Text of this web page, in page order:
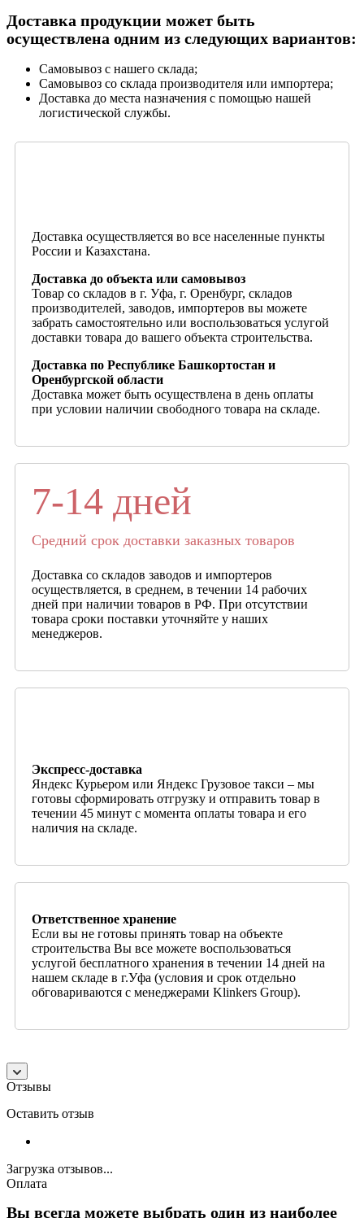
Доставка продукции может быть
осуществлена одним из следующих вариантов:
Самовывоз с нашего склада;
Самовывоз со склада производителя или импортера;
Доставка до места назначения с помощью нашей
логистической службы.
Доставка осуществляется во все населенные пункты
России и Казахстана.
Доставка до объекта или самовывоз
Товар со складов в г. Уфа, г. Оренбург, складов
производителей, заводов, импортеров вы можете
забрать самостоятельно или воспользоваться услугой
доставки товара до вашего объекта строительства.
Доставка по Республике Башкортостан и
Оренбургской области
Доставка может быть осуществлена в день оплаты
при условии наличии свободного товара на складе.
7-14 дней
Средний срок доставки заказных товаров
Доставка со складов заводов и импортеров
осуществляется, в среднем, в течении 14 рабочих
дней при наличии товаров в РФ. При отсутствии
товара сроки поставки уточняйте у наших
менеджеров.
Экспресс-доставка
Яндекс Курьером или Яндекс Грузовое такси – мы
готовы сформировать отгрузку и отправить товар в
течении 45 минут с момента оплаты товара и его
наличия на складе.
Ответственное хранение
Если вы не готовы принять товар на объекте
строительства Вы все можете воспользоваться
услугой бесплатного хранения в течении 14 дней на
нашем складе в г.Уфа (условия и срок отдельно
обговариваются с менеджерами Klinkers Group).
Отзывы
Оставить отзыв
Загрузка отзывов...
Оплата
Вы всегда можете выбрать один из наиболее